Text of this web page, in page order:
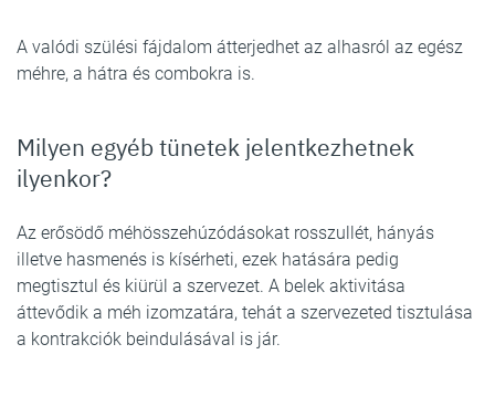
A valódi szülési fájdalom átterjedhet az alhasról az egész
méhre, a hátra és combokra is.
Milyen egyéb tünetek jelentkezhetnek
ilyenkor?
Az erősödő méhösszehúzódásokat rosszullét, hányás
illetve hasmenés is kísérheti, ezek hatására pedig
megtisztul és kiürül a szervezet. A belek aktivitása
áttevődik a méh izomzatára, tehát a szervezeted tisztulása
a kontrakciók beindulásával is jár.